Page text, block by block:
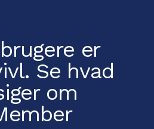
er
Se hvad
om